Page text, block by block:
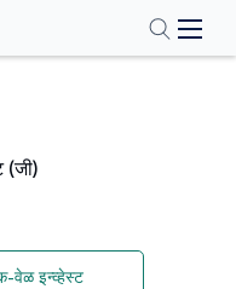
(जी)
वेळ इन्व्हेस्ट